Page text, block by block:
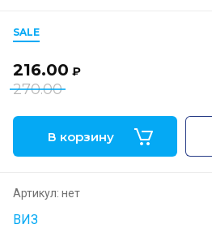
SALE
216.00 ₽
270.00
В корзину
Артикул: нет
ВИЗ